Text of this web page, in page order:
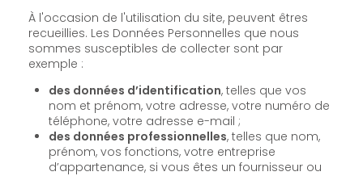
À l'occasion de l'utilisation du site, peuvent êtres
recueillies. Les Données Personnelles que nous
sommes susceptibles de collecter sont par
exemple :
des données d’identification, telles que vos
nom et prénom, votre adresse, votre numéro de
téléphone, votre adresse e-mail ;
des données professionnelles, telles que nom,
prénom, vos fonctions, votre entreprise
d’appartenance, si vous êtes un fournisseur ou